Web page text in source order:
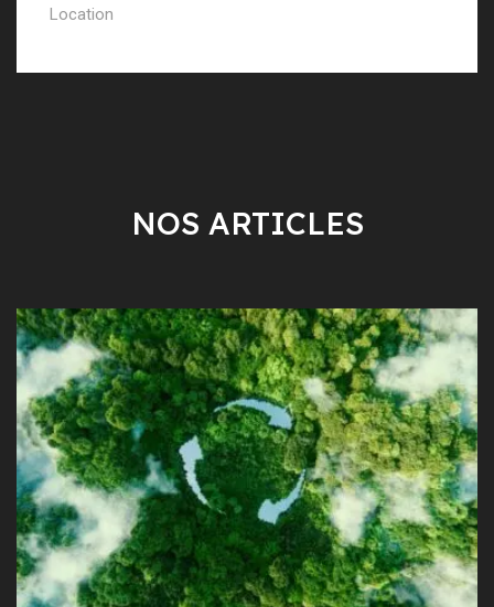
Location
NOS ARTICLES